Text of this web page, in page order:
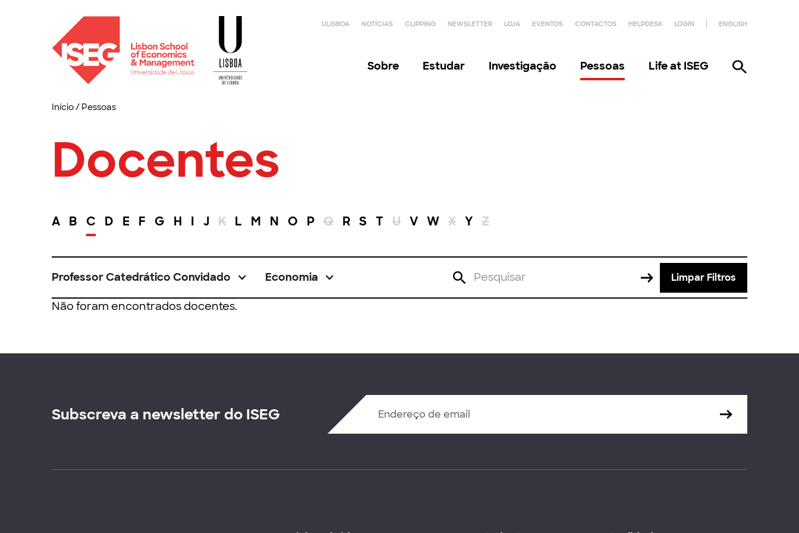
ULISBOA NOTÍCIAS CLIPPING NEWSLETTER LOJA EVENTOS CONTACTOS HELPDESK LOGIN ENGLISH
Sobre Estudar Investigação Pessoas Life at ISEG
Início/ Pessoas
Docentes
A B C D E F G H I J K L M N O P Q R S T U V W X Y Z
Professor Catedrático Convidado Economia Limpar Filtros
Não foram encontrados docentes.
Subscreva a newsletter do ISEG